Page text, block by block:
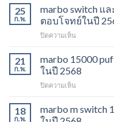
แล้ว
ทิ้ง
เลือก
นิยม
สำหรับ
2568
13k
grape
aloe
รสชาติ
ที่
ไม่
พลาด
2568
25
ก.พ.
marbo switch แ
ตอบโจทย์ในปี
ปิดความเห็น
switch
และ
พอต
ใช้
ทิ้ง
หลาก
21
ก.พ.
marbo 15000
ในปี 2568
ปิดความเห็น
15000
puff
18
ก.พ.
marbo m